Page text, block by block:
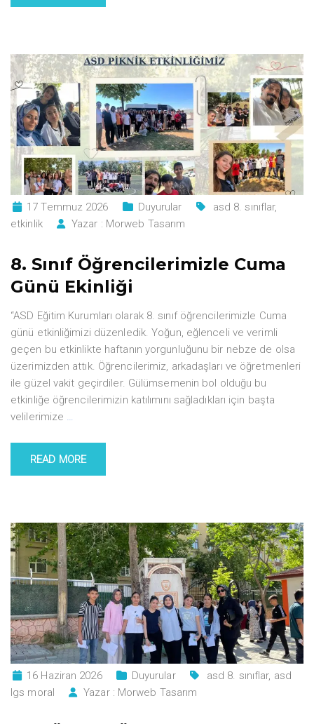
17 Temmuz 2026 Duyurular asd 8. sınıflar,
etkinlik
Yazar : Morweb Tasarım
8. Sınıf Öğrencilerimizle Cuma
Günü Ekinliği
“ASD Eğitim Kurumları olarak 8. sınıf öğrencilerimizle Cuma
günü etkinliğimizi düzenledik. Yoğun, eğlenceli ve verimli
geçen bu etkinlikte haftanın yorgunluğunu bir nebze de olsa
üzerimizden attık. Öğrencilerimiz, arkadaşları ve öğretmenleri
ile güzel vakit geçirdiler. Gülümsemenin bol olduğu bu
etkinliğe öğrencilerimizin katılımını sağladıkları için başta
velilerimize …
READ MORE
16 Haziran 2026 Duyurular asd 8. sınıflar, asd
lgs moral
Yazar : Morweb Tasarım